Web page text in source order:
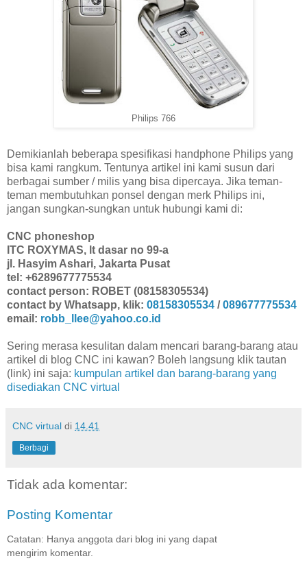
Philips 766
Demikianlah beberapa spesifikasi handphone Philips yang
bisa kami rangkum. Tentunya artikel ini kami susun dari
berbagai sumber / milis yang bisa dipercaya. Jika teman-
teman membutuhkan ponsel dengan merk Philips ini,
jangan sungkan-sungkan untuk hubungi kami di:
CNC phoneshop
ITC ROXYMAS, lt dasar no 99-a
jl. Hasyim Ashari, Jakarta Pusat
tel: +6289677775534
contact person: ROBET (08158305534)
contact by Whatsapp, klik: 08158305534 /089677775534
email: robb_llee@yahoo.co.id
Sering merasa kesulitan dalam mencari barang-barang atau
artikel di blog CNC ini kawan? Boleh langsung klik tautan
(link) ini saja: kumpulan artikel dan barang-barang yang
disediakan CNC virtual
CNC virtual di 14.41
Berbagi
Tidak ada komentar:
Posting Komentar
Catatan: Hanya anggota dari blog ini yang dapat
mengirim komentar.